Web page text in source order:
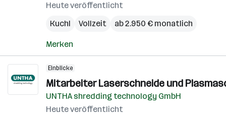
Heute veröffentlicht
Kuchl
Vollzeit ab 2.950 € monatlich
Merken
Einblicke
Mitarbeiter Laserschneide und
UNTHA shredding technology GmbH
Heute veröffentlicht